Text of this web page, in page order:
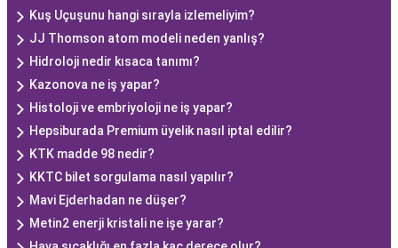
Kuş Uçuşunu hangi sırayla izlemeliyim?
JJ Thomson atom modeli neden yanlış?
Hidroloji nedir kısaca tanımı?
Kazonova ne iş yapar?
Histoloji ve embriyoloji ne iş yapar?
Hepsiburada Premium üyelik nasıl iptal edilir?
KTK madde 98 nedir?
KKTC bilet sorgulama nasıl yapılır?
Mavi Ejderhadan ne düşer?
Metin2 enerji kristali ne işe yarar?